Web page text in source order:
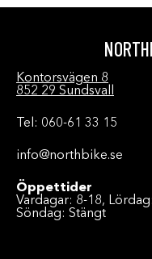
Kontorsvägen 8
852 29 Sundsvall
Tel: 060-61 33 15
info@northbike.se
Öppettider
Vardagar: 8-18,
Söndag: Stängt